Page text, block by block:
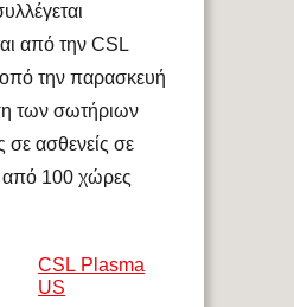
από την CSL
την παρασκευή
των σωτήριων
σε ασθενείς σε
από 100 χώρες
CSL Plasma
US